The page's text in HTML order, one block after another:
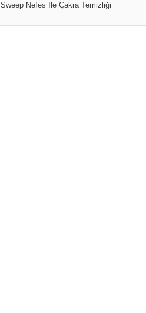
Sweep Nefes İle Çakra Temizliği